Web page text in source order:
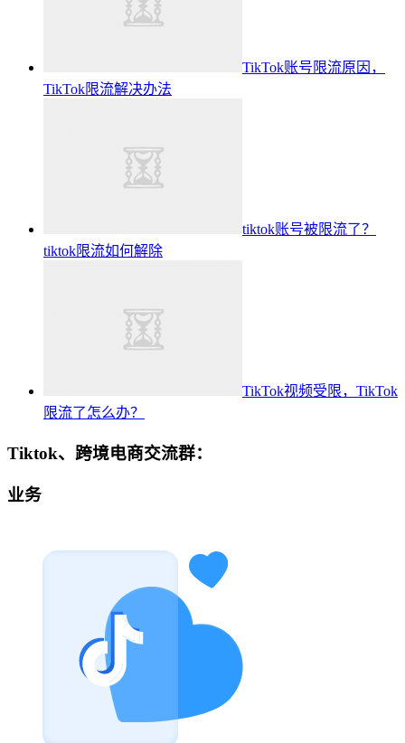
TikTok账号限流原因，
TikTok限流解决办法
tiktok账号被限流了？
tiktok限流如何解除
TikTok视频受限，TikTok
限流了怎么办？
Tiktok、跨境电商交流群：
业务